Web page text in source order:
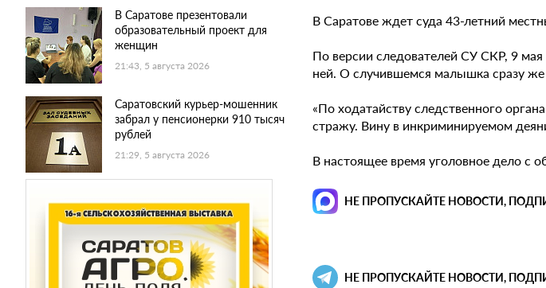
В Саратове презентовали
образовательный проект для
женщин
21:43, 5 августа 2026
Саратовский курьер-мошенник
забрал у пенсионерки 910 тысяч
рублей
21:29, 5 августа 2026
В Саратове ждет суда 43-летний
По версии следователей СУ СКР, 9
ней. О случившемся малышка сразу же
«По ходатайству следственного
стражу. Вину в инкриминируемом
В настоящее время уголовное дело с
НЕ ПРОПУСКАЙТЕ НОВОСТИ,
НЕ ПРОПУСКАЙТЕ НОВОСТИ,